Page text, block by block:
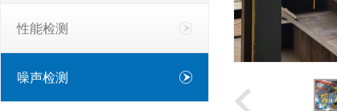
性能检测
噪声检测